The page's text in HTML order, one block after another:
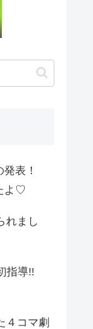
表！
よ♡
れまし
指導!!
４コマ劇